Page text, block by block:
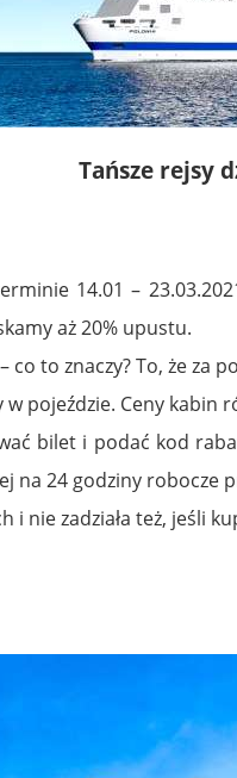
Tańsze rejsy
14.01 –
aż 20% upustu.
to znaczy? To, że za
pojeździe. Ceny kabin
bilet i podać kod
na 24 godziny robocze
i nie zadziała też, jeśli